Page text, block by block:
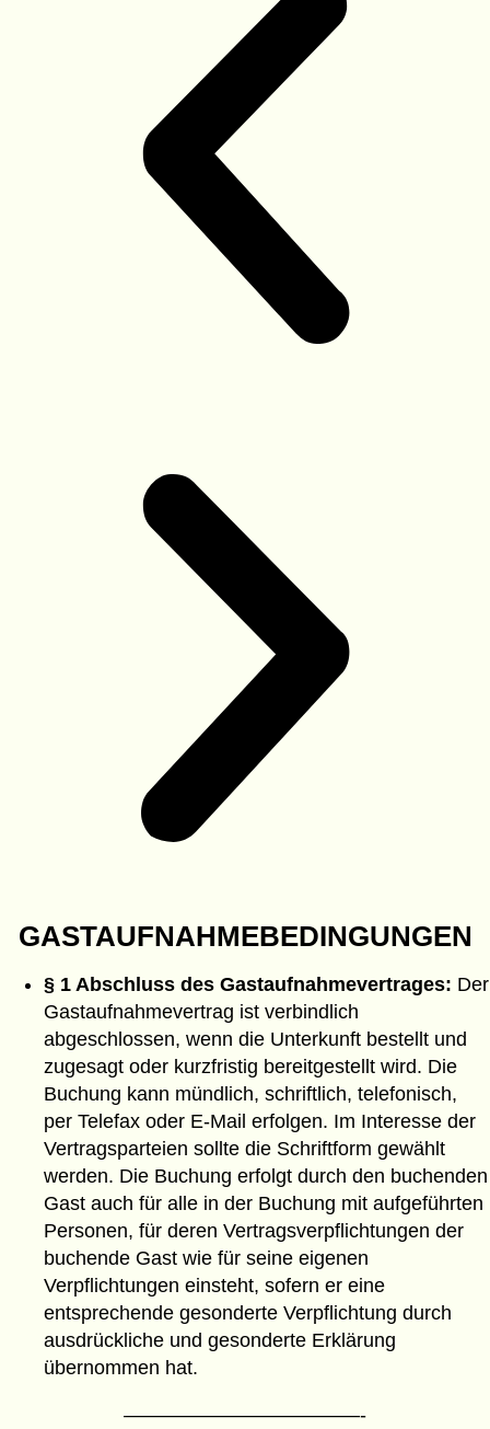
GASTAUFNAHMEBEDINGUNGEN
§ 1 Abschluss des Gastaufnahmevertrages: Der
Gastaufnahmevertrag ist verbindlich
abgeschlossen, wenn die Unterkunft bestellt und
zugesagt oder kurzfristig bereitgestellt wird. Die
Buchung kann mündlich, schriftlich, telefonisch,
per Telefax oder E-Mail erfolgen. Im Interesse der
Vertragsparteien sollte die Schriftform gewählt
werden. Die Buchung erfolgt durch den buchenden
Gast auch für alle in der Buchung mit aufgeführten
Personen, für deren Vertragsverpflichtungen der
buchende Gast wie für seine eigenen
Verpflichtungen einsteht, sofern er eine
entsprechende gesonderte Verpflichtung durch
ausdrückliche und gesonderte Erklärung
übernommen hat.
————————————-